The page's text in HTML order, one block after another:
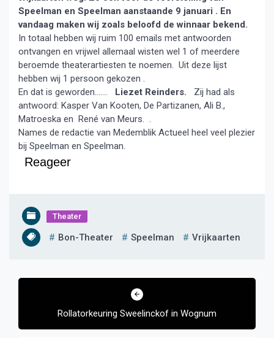
Speelman en Speelman aanstaande 9 januari . En
vandaag maken wij zoals beloofd de winnaar bekend.
In totaal hebben wij ruim 100 emails met antwoorden
ontvangen en vrijwel allemaal wisten wel 1 of meerdere
beroemde theaterartiesten te noemen. Uit deze lijst
hebben wij 1 persoon gekozen .
En dat is geworden……. Liezet Reinders. Zij had als
antwoord: Kasper Van Kooten, De Partizanen, Ali B.,
Matroeska en René van Meurs. .
Names de redactie van Medemblik Actueel heel veel plezier
bij Speelman en Speelman.
Reageer
Theater
Bon-Theater Speelman Vrijkaarten
Bericht
Rollatorkeuring Sweelinckof in Wognum